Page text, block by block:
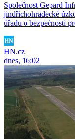
Společnost Gepard
jindřichohradecké
úřadu o bezpečnosti
HN.cz
dnes, 16:02